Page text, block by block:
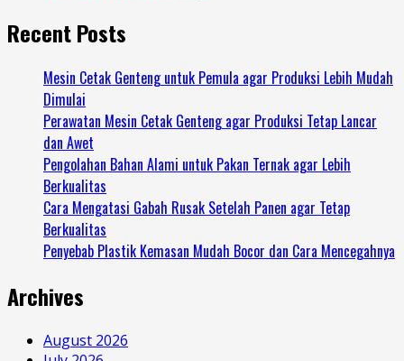
Recent Posts
Mesin Cetak Genteng untuk Pemula agar Produksi Lebih Mudah
Dimulai
Perawatan Mesin Cetak Genteng agar Produksi Tetap Lancar
dan Awet
Pengolahan Bahan Alami untuk Pakan Ternak agar Lebih
Berkualitas
Cara Mengatasi Gabah Rusak Setelah Panen agar Tetap
Berkualitas
Penyebab Plastik Kemasan Mudah Bocor dan Cara Mencegahnya
Archives
August 2026